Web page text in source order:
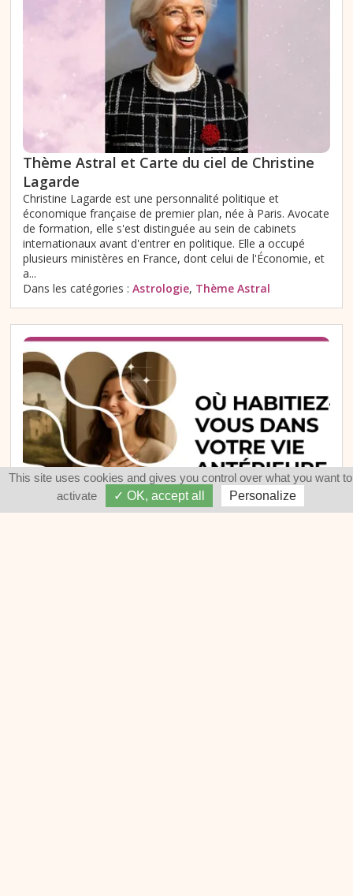
Thème Astral et Carte du ciel de Christine
Lagarde
Christine Lagarde est une personnalité politique et
économique française de premier plan, née à Paris. Avocate
de formation, elle s'est distinguée au sein de cabinets
internationaux avant d'entrer en politique. Elle a occupé
plusieurs ministères en France, dont celui de l'Économie, et
a...
Dans les catégories : Astrologie, Thème Astral
This site uses cookies and gives you control over what you want to
activate
✓ OK, accept all Personalize